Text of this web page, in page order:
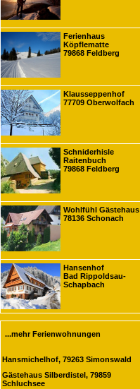
Ferienhaus
Köpflematte
79868 Feldberg
Klausseppenhof
77709 Oberwolfach
Schniderhisle
Raitenbuch
79868 Feldberg
Wohlfühl Gästehaus
78136 Schonach
Hansenhof
Bad Rippoldsau-
Schapbach
...mehr Ferienwohnungen
Hansmichelhof, 79263 Simonswald
Gästehaus Silberdistel, 79859
Schluchsee